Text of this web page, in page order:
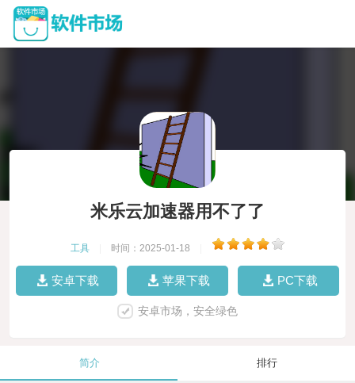
米乐云加速器用不了了
工具 时间：2025-01-18
安卓下载 苹果下载 PC下载
安卓市场，安全绿色
简介 排行